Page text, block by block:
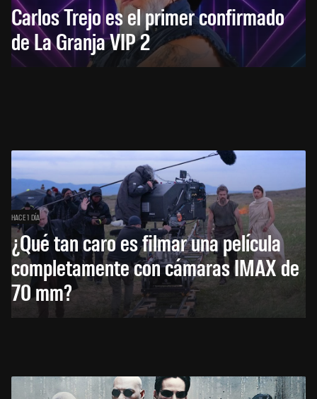
Carlos Trejo es el primer confirmado
de La Granja VIP 2
HACE 1 DÍA
¿Qué tan caro es filmar una película
completamente con cámaras IMAX de
70 mm?